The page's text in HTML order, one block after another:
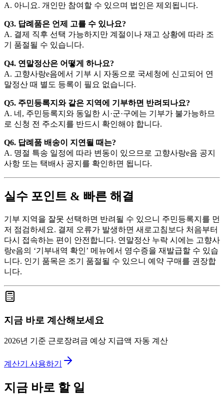
A. 아니요. 개인만 참여할 수 있으며 법인은 제외됩니다.
Q3. 답례품은 언제 고를 수 있나요?
A. 결제 직후 선택 가능하지만 계절이나 재고 상황에 따라 조
기 품절될 수 있습니다.
Q4. 연말정산은 어떻게 하나요?
A. 고향사랑e음에서 기부 시 자동으로 국세청에 신고되어 연
말정산 때 별도 등록이 필요 없습니다.
Q5. 주민등록지와 같은 지역에 기부하면 반려되나요?
A. 네, 주민등록지와 동일한 시·군·구에는 기부가 불가능하므
로 신청 전 주소지를 반드시 확인해야 합니다.
Q6. 답례품 배송이 지연될 때는?
A. 명절 특송 일정에 따라 변동이 있으므로 고향사랑e음 공지
사항 또는 택배사 공지를 확인하면 됩니다.
실수 포인트 & 빠른 해결
기부 지역을 잘못 선택하면 반려될 수 있으니 주민등록지를 먼
저 점검하세요. 결제 오류가 발생하면 새로고침보다 처음부터
다시 접속하는 편이 안전합니다. 연말정산 누락 시에는 고향사
랑e음의 ‘기부내역 확인’ 메뉴에서 영수증을 재발급할 수 있습
니다. 인기 품목은 조기 품절될 수 있으니 예약 구매를 권장합
니다.
지금 바로 계산해보세요
2026년 기준 근로장려금 예상 지급액 자동 계산
계산기 사용하기
지금 바로 할 일